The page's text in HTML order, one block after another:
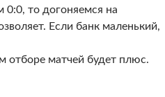
0:0, то догоняемся на
Если банк маленький,
отборе матчей будет плюс.